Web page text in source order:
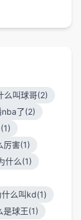
么叫球哥(2)
了(2)
厉害(1)
什么(1)
么叫kd(1)
是球王(1)